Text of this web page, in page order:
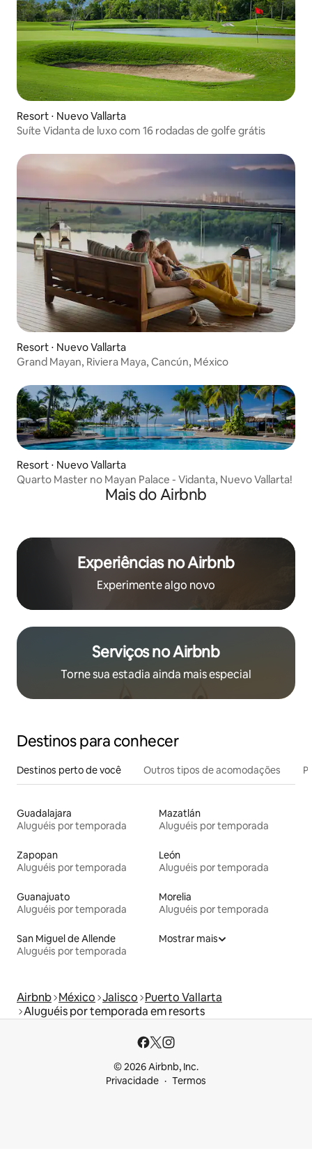
Resort ⋅ Nuevo Vallarta
Suíte Vidanta de luxo com 16 rodadas de golfe grátis
Resort ⋅ Nuevo Vallarta
Grand Mayan, Riviera Maya, Cancún, México
Resort ⋅ Nuevo Vallarta
Quarto Master no Mayan Palace - Vidanta, Nuevo Vallarta!
Mais do Airbnb
Experiências no Airbnb
Experimente algo novo
Serviços no Airbnb
Torne sua estadia ainda mais especial
Destinos para conhecer
Destinos perto de você Outros tipos de acomodações
Guadalajara
Aluguéis por temporada
Mazatlán
Aluguéis por temporada
Zapopan
Aluguéis por temporada
León
Aluguéis por temporada
Guanajuato
Aluguéis por temporada
Morelia
Aluguéis por temporada
San Miguel de Allende
Aluguéis por temporada
Mostrar mais
Airbnb México Jalisco Puerto Vallarta
Aluguéis por temporada em resorts
© 2026 Airbnb, Inc.
Privacidade
Termos